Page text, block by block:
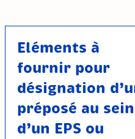
Eléments à
fournir pour
désignation
préposé au sein
d’un EPS ou